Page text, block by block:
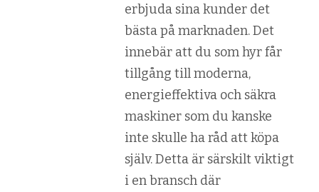
erbjuda sina kunder det
bästa på marknaden. Det
innebär att du som hyr får
tillgång till moderna,
energieffektiva och säkra
maskiner som du kanske
inte skulle ha råd att köpa
själv. Detta är särskilt viktigt
i en bransch där